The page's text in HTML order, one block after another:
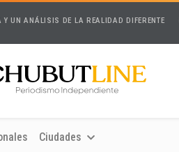
UN ANÁLISIS DE LA REALIDAD DIFERENTE
Ciudades